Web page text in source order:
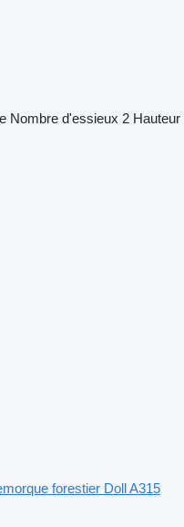
Nombre d'essieux 2 Hauteur
forestier Doll A315